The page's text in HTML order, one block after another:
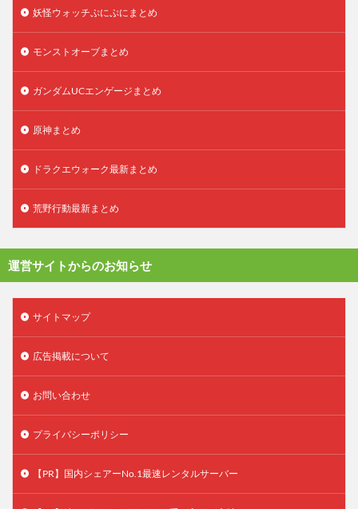
妖怪ウォッチぷにぷにまとめ
モンストオーブまとめ
ガンダムUCエンゲージまとめ
原神まとめ
ドラクエウォーク最新まとめ
荒野行動最新まとめ
運営サイトからのお知らせ
サイトマップ
広告掲載について
お問い合わせ
プライバシーポリシー
【PR】国内シェアーNo.1最速レンタルサーバー